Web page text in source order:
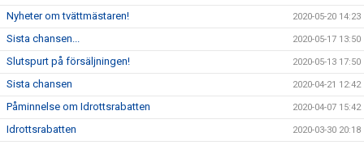
Nyheter om tvättmästaren! 2020-05-20 14:23
Sista chansen... 2020-05-17 13:50
Slutspurt på försäljningen! 2020-05-13 17:50
Sista chansen 2020-04-21 12:42
Påminnelse om Idrottsrabatten 2020-04-07 15:42
Idrottsrabatten 2020-03-30 20:18